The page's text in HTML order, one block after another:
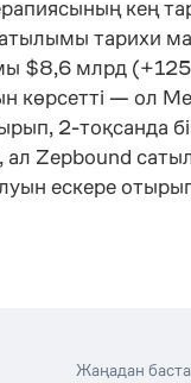
кең
тарихи
млрд
көрсетті — ол
2-тоқсанда
Zepbound
ескере
Жаңадан